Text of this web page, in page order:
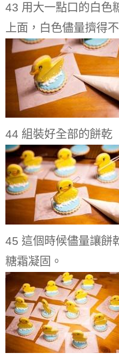
43 用大一點口的白色
上面，白色儘量擠得
44 組裝好全部的餅乾
45 這個時候儘量讓餅
糖霜凝固。